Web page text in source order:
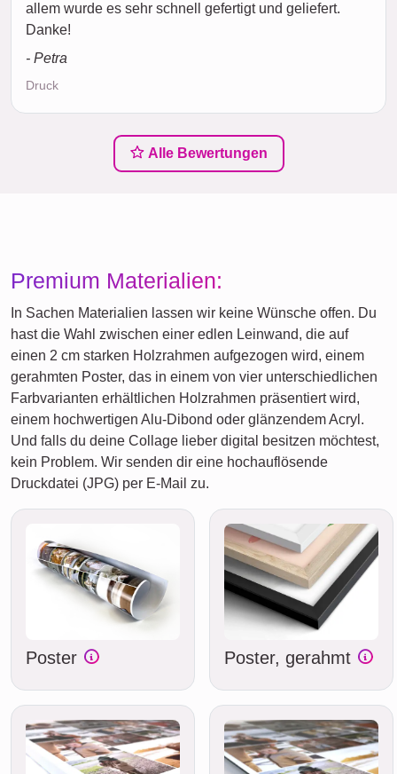
allem wurde es sehr schnell gefertigt und geliefert.
Danke!
- Petra
Druck
Alle Bewertungen
Premium Materialien:
In Sachen Materialien lassen wir keine Wünsche offen. Du
hast die Wahl zwischen einer edlen Leinwand, die auf
einen 2 cm starken Holzrahmen aufgezogen wird, einem
gerahmten Poster, das in einem von vier unterschiedlichen
Farbvarianten erhältlichen Holzrahmen präsentiert wird,
einem hochwertigen Alu-Dibond oder glänzendem Acryl.
Und falls du deine Collage lieber digital besitzen möchtest,
kein Problem. Wir senden dir eine hochauflösende
Druckdatei (JPG) per E-Mail zu.
Poster Poster, gerahmt